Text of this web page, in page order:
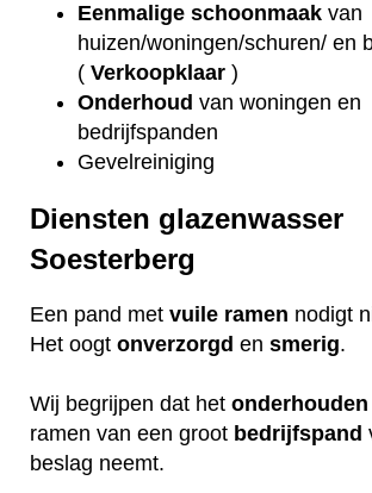
Eenmalige schoonmaak van
huizen/woningen/schuren/ en
( Verkoopklaar )
Onderhoud van woningen en
bedrijfspanden
Gevelreiniging
Diensten glazenwasser
Soesterberg
Een pand met vuile ramen nodigt
Het oogt onverzorgd en smerig.
Wij begrijpen dat het onderhouden
ramen van een groot bedrijfspand
beslag neemt.